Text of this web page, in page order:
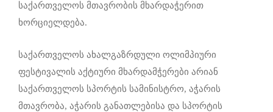
საქართველოს მთავრობის მხარდაჭერით
ხორციელდება.
საქართველოს ახალგაზრდული ოლიმპიური
ფესტივალის აქტიური მხარდამჭერები არიან
საქართველოს სპორტის სამინისტრო, აჭარის
მთავრობა, აჭარის განათლებისა და სპორტის